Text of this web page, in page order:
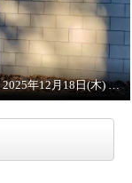
2025年12月18日(木) 8:00 ON AIR ワンピース